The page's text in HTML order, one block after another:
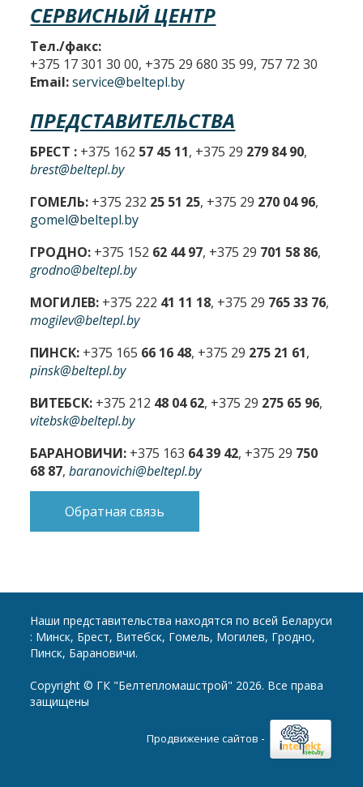
СЕРВИСНЫЙ ЦЕНТР
Тел./факс:
+375 17 301 30 00, +375 29 680 35 99, 757 72 30
Email: service@beltepl.by
ПРЕДСТАВИТЕЛЬСТВА
БРЕСТ : +375 162 57 45 11, +375 29 279 84 90,
brest@beltepl.by
ГОМЕЛЬ: +375 232 25 51 25, +375 29 270 04 96,
gomel@beltepl.by
ГРОДНО: +375 152 62 44 97, +375 29 701 58 86,
grodno@beltepl.by
МОГИЛЕВ: +375 222 41 11 18, +375 29 765 33 76,
mogilev@beltepl.by
ПИНСК: +375 165 66 16 48, +375 29 275 21 61,
pinsk@beltepl.by
ВИТЕБСК: +375 212 48 04 62, +375 29 275 65 96,
vitebsk@beltepl.by
БАРАНОВИЧИ: +375 163 64 39 42, +375 29 750
68 87,baranovichi@beltepl.by
Обратная связь
Наши представительства находятся по всей Беларуси
: Минск, Брест, Витебск, Гомель, Могилев, Гродно,
Пинск, Барановичи.
Copyright © ГК "Белтепломашстрой" 2026. Все права
защищены
Продвижение сайтов -